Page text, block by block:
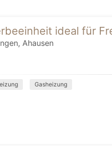
ideal für
Ahausen
Gasheizung